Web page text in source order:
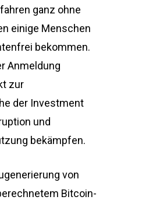
ganz ohne
einige Menschen
bekommen.
Anmeldung
zur
der Investment
und
bekämpfen.
von
Bitcoin-